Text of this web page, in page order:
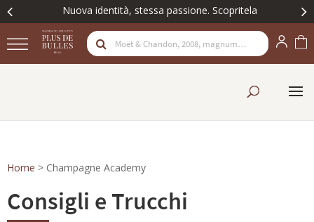
Nuova identità, stessa passione. Scopritela
Home > Champagne Academy
Consigli e Trucchi